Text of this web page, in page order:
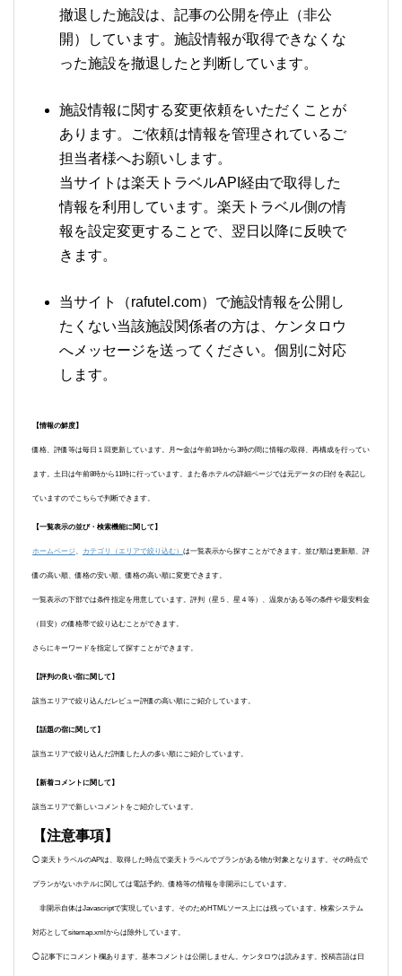
撤退した施設は、記事の公開を停止（非公
開）しています。施設情報が取得できなくな
った施設を撤退したと判断しています。
施設情報に関する変更依頼をいただくことが
あります。ご依頼は情報を管理されているご
担当者様へお願いします。
当サイトは楽天トラベルAPI経由で取得した
情報を利用しています。楽天トラベル側の情
報を設定変更することで、翌日以降に反映で
きます。
当サイト（rafutel.com）で施設情報を公開し
たくない当該施設関係者の方は、ケンタロウ
へメッセージを送ってください。個別に対応
します。
【情報の鮮度】
価格、評価等は毎日１回更新しています。月〜金は午前1時から3時の間に情報の取得、再構成を行ってい
ます。土日は午前8時から11時に行っています。また各ホテルの詳細ページでは元データの日付を表記し
ていますのでこちらで判断できます。
【一覧表示の並び・検索機能に関して】
ホームページ 、 カテゴリ（エリアで絞り込む） は一覧表示から探すことができます。並び順は更新順、評
価の高い順、価格の安い順、価格の高い順に変更できます。
一覧表示の下部では条件指定を用意しています。評判（星５、星４等）、温泉がある等の条件や最安料金
（目安）の価格帯で絞り込むことができます。
さらにキーワードを指定して探すことができます。
【評判の良い宿に関して】
該当エリアで絞り込んだレビュー評価の高い順にご紹介しています。
【話題の宿に関して】
該当エリアで絞り込んだ評価した人の多い順にご紹介しています。
【新着コメントに関して】
該当エリアで新しいコメントをご紹介しています。
【注意事項】
◯ 楽天トラベルのAPIは、取得した時点で楽天トラベルでプランがある物が対象となります。その時点で
プランがないホテルに関しては電話予約、価格等の情報を非開示にしています。
非開示自体はJavascriptで実現しています。そのためHTMLソース上には残っています。検索システム
対応としてsitemap.xmlからは除外しています。
◯ 記事下にコメント欄あります。基本コメントは公開しません。ケンタロウは読みます。投稿言語は日